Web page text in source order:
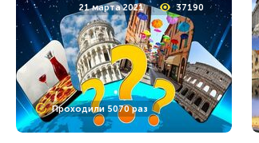
21 марта 2021 37190
Проходили 5070 раз